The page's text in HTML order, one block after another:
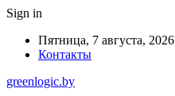
Sign in
Пятница, 7 августа, 2026
Контакты
greenlogic.by